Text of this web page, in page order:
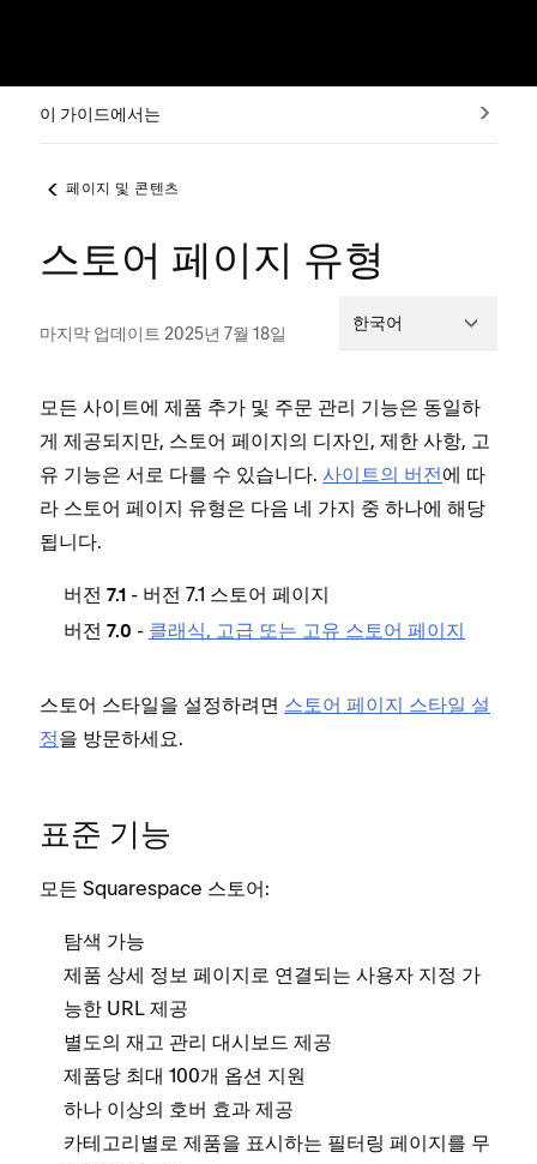
이 가이드에서는
페이지 및 콘텐츠
스토어 페이지 유형
마지막 업데이트 2025년 7월 18일 한국어
모든 사이트에 제품 추가 및 주문 관리 기능은 동일하
게 제공되지만, 스토어 페이지의 디자인, 제한 사항, 고
유 기능은 서로 다를 수 있습니다. 사이트의 버전에 따
라 스토어 페이지 유형은 다음 네 가지 중 하나에 해당
됩니다.
버전 7.1 - 버전 7.1 스토어 페이지
버전 7.0 - 클래식, 고급 또는 고유 스토어 페이지
스토어 스타일을 설정하려면 스토어 페이지 스타일 설
정을 방문하세요.
표준 기능
모든 Squarespace 스토어:
탐색 가능
제품 상세 정보 페이지로 연결되는 사용자 지정 가
능한 URL 제공
별도의 재고 관리 대시보드 제공
제품당 최대 100개 옵션 지원
하나 이상의 호버 효과 제공
카테고리별로 제품을 표시하는 필터링 페이지를 무